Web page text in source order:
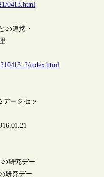
0413.html
の連携・
index.html
データセッ
研究デー
研究デー